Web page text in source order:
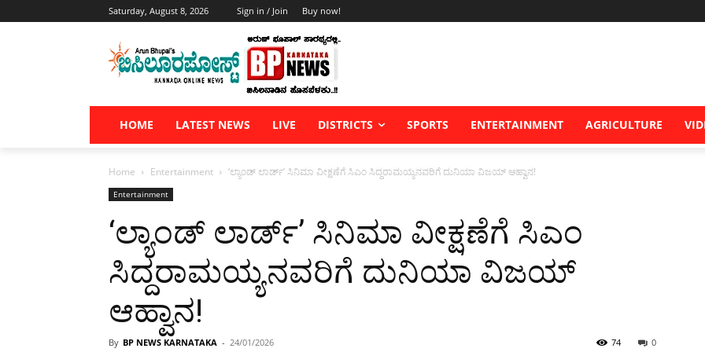
Saturday, August 8, 2026 Sign in / Join Buy now!
HOME LATEST NEWS LIVE DISTRICTS SPORTS ENTERTAINMENT AGRICULTURE
Home Entertainment ‘ಲ್ಯಾಂಡ್ ಲಾರ್ಡ್’ ಸಿನಿಮಾ ವೀಕ್ಷಣೆಗೆ ಸಿಎಂ ಸಿದ್ದರಾಮಯ್ಯನವರಿಗೆ ದುನಿಯಾ ವಿಜಯ್ ಆಹ್ವಾನ!
Entertainment
‘ಲ್ಯಾಂಡ್ ಲಾರ್ಡ್’ ಸಿನಿಮಾ ವೀಕ್ಷಣೆಗೆ ಸಿಎಂ
ಸಿದ್ದರಾಮಯ್ಯನವರಿಗೆ ದುನಿಯಾ ವಿಜಯ್
ಆಹ್ವಾನ!
By BP NEWS KARNATAKA - 24/01/2026 0
74